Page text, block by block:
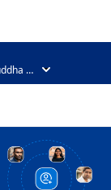
Noida, Gautam Buddha Nagar, Uttar Pradesh